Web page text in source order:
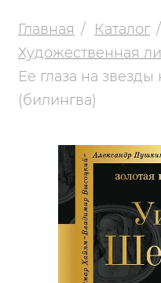
Главная
Каталог
Художественная
Ее глаза на
(билингва)